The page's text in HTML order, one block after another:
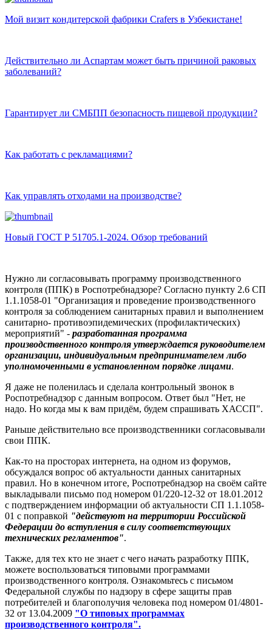
Мой визит кондитерской фабрики Crafers в Узбекистане!
Действительно ли Аспартам может быть причиной раковых
заболеваний?
Гарантирует ли СМБПП безопасность пищевой продукции?
Как работать с рекламациями?
Как управлять отходами на производстве?
Новый ГОСТ Р 51705.1-2024. Обзор требований
Нужно ли согласовывать программу производственного
контроля (ППК) в Роспотребнадзоре? Согласно пункту 2.6 СП
1.1.1058-01 "Организация и проведение производственного
контроля за соблюдением санитарных правил и выполнением
санитарно- противоэпидемических (профилактических)
мероприятий" - разработанная программа
производственного контроля утверждается руководителем
организации, индивидуальным предпринимателем либо
уполномоченными в установленном порядке лицами.
Я даже не поленилась и сделала контрольный звонок в
Роспотребнадзор с данным вопросом. Ответ был "Нет, не
надо. Но когда мы к вам придём, будем спрашивать ХАССП".
Раньше действительно все производственники согласовывали
свои ППК.
Как-то на просторах интернета, на одном из форумов,
обсуждался вопрос об актуальности данных санитарных
правил. Но в конечном итоге, Роспотребнадзор на своём сайте
выкладывали письмо под номером 01/220-12-32 от 18.01.2012
с подтверждением информации об актуальности СП 1.1.1058-
01 с поправкой "действуют на территории Российской
Федерации до вступления в силу соответствующих
технических регламентов".
Также, для тех кто не знает с чего начать разработку ППК,
можете воспользоваться типовыми программами
производственного контроля. Ознакомьтесь с письмом
Федеральной службы по надзору в сфере защиты прав
потребителей и благополучия человека под номером 01/4801-
32 от 13.04.2009 "О типовых программах
производственного контроля".